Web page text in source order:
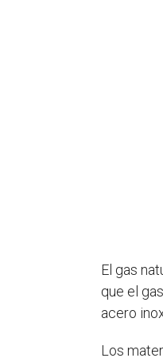
El gas
que el
acero
Los